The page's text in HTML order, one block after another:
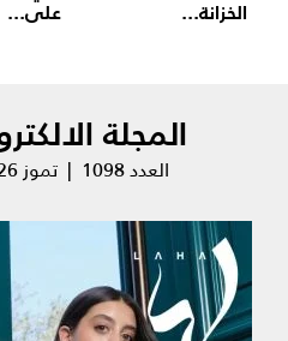
الخزانة... على...
المجلة
العدد 1098 | تموز 2026